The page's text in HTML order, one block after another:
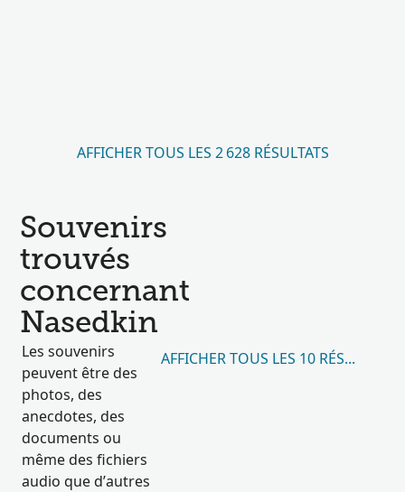
AFFICHER TOUS LES 2 628 RÉSULTATS
Souvenirs
trouvés
concernant
Nasedkin
Les souvenirs
peuvent être des
photos, des
anecdotes, des
documents ou
même des fichiers
audio que d’autres
AFFICHER TOUS LES 10 RÉSULTATS